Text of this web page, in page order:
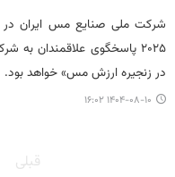
شرکت ملی صنایع مس ایران در
۲۰۲۵ پاسخگوی علاقمندان به
در زنجیره ارزش مس» خواهد بود.
۱۴۰۴-۰۸-۱۰ ۱۶:۰۲
قبلی